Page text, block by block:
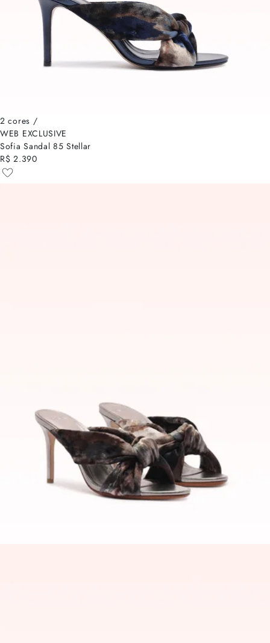
2 cores /
WEB EXCLUSIVE
Sofia Sandal 85 Stellar
R$ 2.390